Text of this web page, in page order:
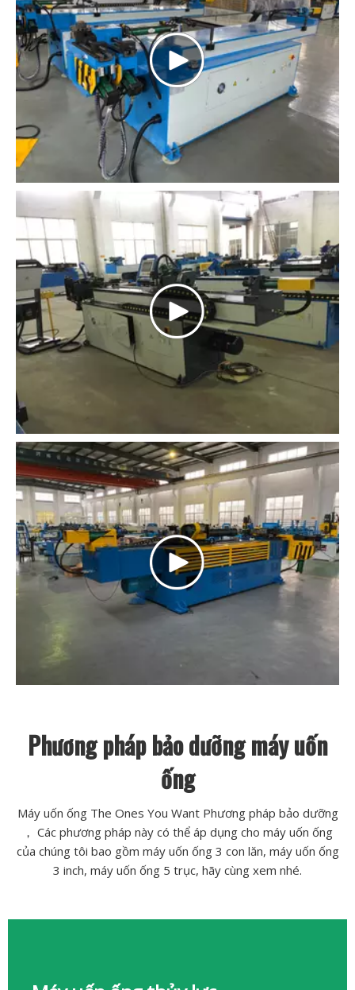
Phương pháp bảo dưỡng máy uốn
ống
Máy uốn ống The Ones You Want Phương pháp bảo dưỡng
， Các phương pháp này có thể áp dụng cho máy uốn ống
của chúng tôi bao gồm máy uốn ống 3 con lăn, máy uốn ống
3 inch, máy uốn ống 5 trục, hãy cùng xem nhé.